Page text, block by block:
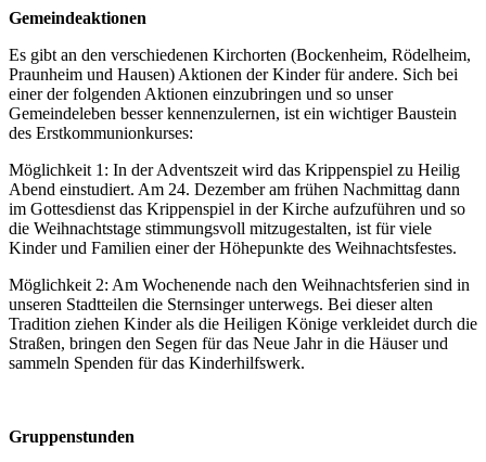
Gemeindeaktionen
Es gibt an den verschiedenen Kirchorten (Bockenheim, Rödelheim,
Praunheim und Hausen) Aktionen der Kinder für andere. Sich bei
einer der folgenden Aktionen einzubringen und so unser
Gemeindeleben besser kennenzulernen, ist ein wichtiger Baustein
des Erstkommunionkurses:
Möglichkeit 1: In der Adventszeit wird das Krippenspiel zu Heilig
Abend einstudiert. Am 24. Dezember am frühen Nachmittag dann
im Gottesdienst das Krippenspiel in der Kirche aufzuführen und so
die Weihnachtstage stimmungsvoll mitzugestalten, ist für viele
Kinder und Familien einer der Höhepunkte des Weihnachtsfestes.
Möglichkeit 2: Am Wochenende nach den Weihnachtsferien sind in
unseren Stadtteilen die Sternsinger unterwegs. Bei dieser alten
Tradition ziehen Kinder als die Heiligen Könige verkleidet durch die
Straßen, bringen den Segen für das Neue Jahr in die Häuser und
sammeln Spenden für das Kinderhilfswerk.
Gruppenstunden